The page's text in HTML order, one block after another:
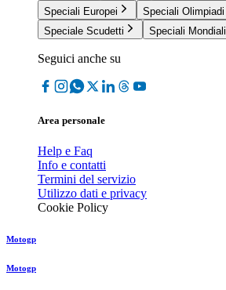
Speciali Europei
Speciali Olimpiadi
Speciale Scudetti
Speciali Mondiali
Seguici anche su
Area personale
Help e Faq
Info e contatti
Termini del servizio
Utilizzo dati e privacy
Cookie Policy
Motogp
Motogp